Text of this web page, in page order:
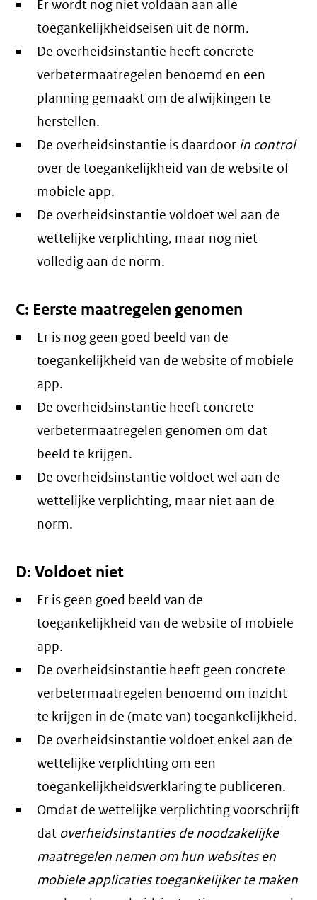
Er wordt nog niet voldaan aan alle
toegankelijkheidseisen uit de norm.
De overheidsinstantie heeft concrete
verbetermaatregelen benoemd en een
planning gemaakt om de afwijkingen te
herstellen.
De overheidsinstantie is daardoor in control
over de toegankelijkheid van de website of
mobiele app.
De overheidsinstantie voldoet wel aan de
wettelijke verplichting, maar nog niet
volledig aan de norm.
C: Eerste maatregelen genomen
Er is nog geen goed beeld van de
toegankelijkheid van de website of mobiele
app.
De overheidsinstantie heeft concrete
verbetermaatregelen genomen om dat
beeld te krijgen.
De overheidsinstantie voldoet wel aan de
wettelijke verplichting, maar niet aan de
norm.
D: Voldoet niet
Er is geen goed beeld van de
toegankelijkheid van de website of mobiele
app.
De overheidsinstantie heeft geen concrete
verbetermaatregelen benoemd om inzicht
te krijgen in de (mate van) toegankelijkheid.
De overheidsinstantie voldoet enkel aan de
wettelijke verplichting om een
toegankelijkheidsverklaring te publiceren.
Omdat de wettelijke verplichting voorschrijft
dat overheidsinstanties de noodzakelijke
maatregelen nemen om hun websites en
mobiele applicaties toegankelijker te maken